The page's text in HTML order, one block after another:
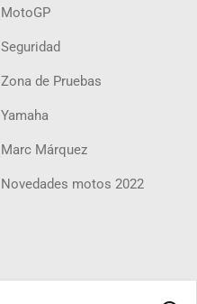
MotoGP
Seguridad
Zona de Pruebas
Yamaha
Marc Márquez
Novedades motos 2022